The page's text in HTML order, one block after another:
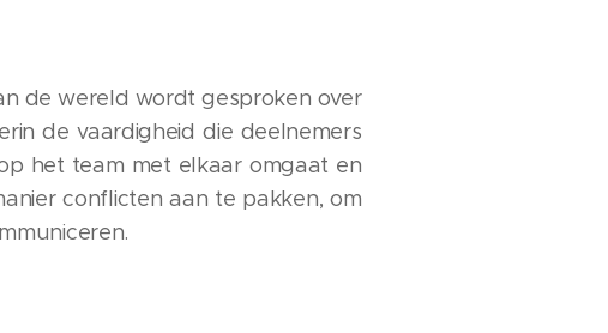
de wereld wordt gesproken over
de vaardigheid die deelnemers
het team met elkaar omgaat en
conflicten aan te pakken, om